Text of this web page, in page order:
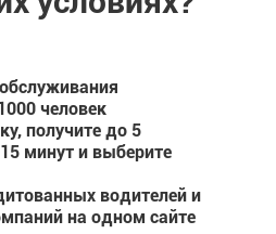
человек
получите до 5
минут и выберите
водителей и
на одном сайте